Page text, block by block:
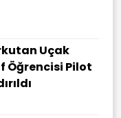
Uçak
Öğrencisi Pilot